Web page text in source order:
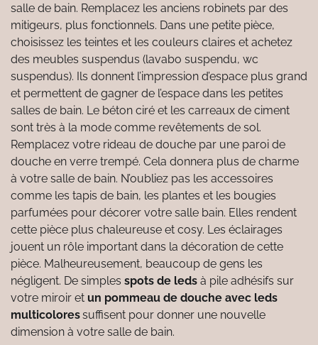
salle de bain. Remplacez les anciens robinets par des
mitigeurs, plus fonctionnels. Dans une petite pièce,
choisissez les teintes et les couleurs claires et achetez
des meubles suspendus (lavabo suspendu, wc
suspendus). Ils donnent l’impression d’espace plus grand
et permettent de gagner de l’espace dans les petites
salles de bain. Le béton ciré et les carreaux de ciment
sont très à la mode comme revêtements de sol.
Remplacez votre rideau de douche par une paroi de
douche en verre trempé. Cela donnera plus de charme
à votre salle de bain. N’oubliez pas les accessoires
comme les tapis de bain, les plantes et les bougies
parfumées pour décorer votre salle bain. Elles rendent
cette pièce plus chaleureuse et cosy. Les éclairages
jouent un rôle important dans la décoration de cette
pièce. Malheureusement, beaucoup de gens les
négligent. De simples spots de leds à pile adhésifs sur
votre miroir et un pommeau de douche avec leds
multicoloressuffisent pour donner une nouvelle
dimension à votre salle de bain.